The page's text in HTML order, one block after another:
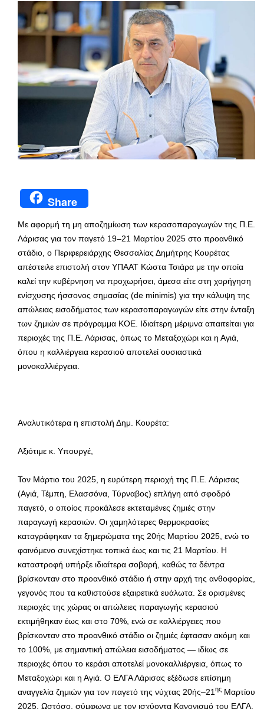
Share
Με αφορμή τη μη αποζημίωση των κερασοπαραγωγών της Π.Ε.
Λάρισας για τον παγετό 19–21 Μαρτίου 2025 στο προανθικό
στάδιο, ο Περιφερειάρχης Θεσσαλίας Δημήτρης Κουρέτας
απέστειλε επιστολή στον ΥΠΑΑΤ Κώστα Τσιάρα με την οποία
καλεί την κυβέρνηση να προχωρήσει, άμεσα είτε στη χορήγηση
ενίσχυσης ήσσονος σημασίας (de minimis) για την κάλυψη της
απώλειας εισοδήματος των κερασοπαραγωγών είτε στην ένταξη
των ζημιών σε πρόγραμμα ΚΟΕ. Ιδιαίτερη μέριμνα απαιτείται για
περιοχές της Π.Ε. Λάρισας, όπως το Μεταξοχώρι και η Αγιά,
όπου η καλλιέργεια κερασιού αποτελεί ουσιαστικά
μονοκαλλιέργεια.
Αναλυτικότερα η επιστολή Δημ. Κουρέτα:
Αξιότιμε κ. Υπουργέ,
Τον Μάρτιο του 2025, η ευρύτερη περιοχή της Π.Ε. Λάρισας
(Αγιά, Τέμπη, Ελασσόνα, Τύρναβος) επλήγη από σφοδρό
παγετό, ο οποίος προκάλεσε εκτεταμένες ζημιές στην
παραγωγή κερασιών. Οι χαμηλότερες θερμοκρασίες
καταγράφηκαν τα ξημερώματα της 20ής Μαρτίου 2025, ενώ το
φαινόμενο συνεχίστηκε τοπικά έως και τις 21 Μαρτίου. Η
καταστροφή υπήρξε ιδιαίτερα σοβαρή, καθώς τα δέντρα
βρίσκονταν στο προανθικό στάδιο ή στην αρχή της ανθοφορίας,
γεγονός που τα καθιστούσε εξαιρετικά ευάλωτα. Σε ορισμένες
περιοχές της χώρας οι απώλειες παραγωγής κερασιού
εκτιμήθηκαν έως και στο 70%, ενώ σε καλλιέργειες που
βρίσκονταν στο προανθικό στάδιο οι ζημιές έφτασαν ακόμη και
το 100%, με σημαντική απώλεια εισοδήματος — ιδίως σε
περιοχές όπου το κεράσι αποτελεί μονοκαλλιέργεια, όπως το
Μεταξοχώρι και η Αγιά. Ο ΕΛΓΑ Λάρισας εξέδωσε επίσημη
αναγγελία ζημιών για τον παγετό της νύχτας 20ής–21 ης Μαρτίου
2025. Ωστόσο, σύμφωνα με τον ισχύοντα Κανονισμό του ΕΛΓΑ,